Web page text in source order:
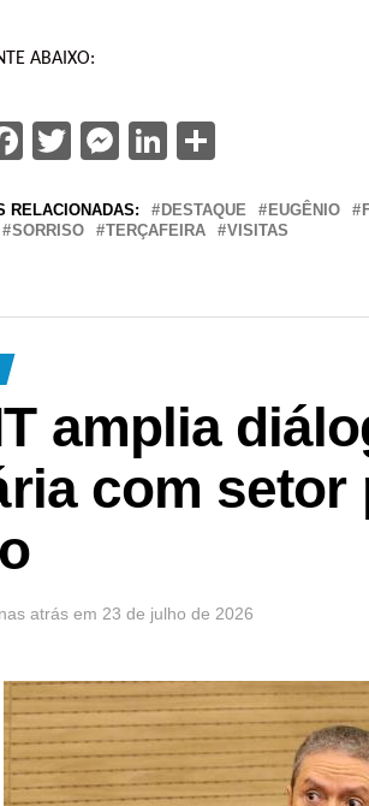
ABAIXO:
Facebook
Twitter
Messenger
LinkedIn
RELACIONADAS: DESTAQUE EUGÊNIO
SORRISO TERÇAFEIRA VISITAS
amplia
com
atrás em 23 de julho de 2026